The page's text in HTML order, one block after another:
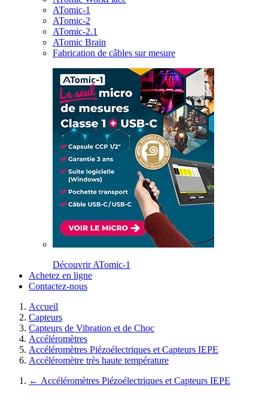
ATomic-1
ATomic-2
ATomic-2.1
ATomic Brain
Fabrication de câbles sur mesure
Découvrir ATomic-1
Achetez en ligne
Contactez-nous
Accueil
Capteurs
Capteurs de Vibration et de Choc
Accéléromètres
Accéléromètres Piézoélectriques et Capteurs IEPE
Accéléromètre très haute température
← Accéléromètres Piézoélectriques et Capteurs IEPE